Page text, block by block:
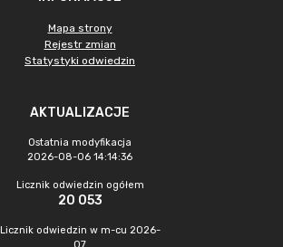
Mapa strony
Rejestr zmian
Statystyki odwiedzin
AKTUALIZACJE
Ostatnia modyfikacja
2026-08-06 14:14:36
Licznik odwiedzin ogółem
20 053
Licznik odwiedzin w m-cu 2026-